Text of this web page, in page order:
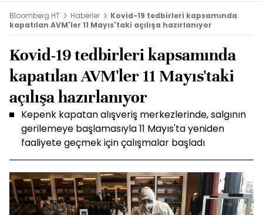
Bloomberg HT Haberler
Kovid-19 tedbirleri kapsamında
kapatılan AVM'ler 11 Mayıs'taki açılışa hazırlanıyor
Kovid-19 tedbirleri kapsamında
kapatılan AVM'ler 11 Mayıs'taki
açılışa hazırlanıyor
Kepenk kapatan alışveriş merkezlerinde, salgının
gerilemeye başlamasıyla 11 Mayıs'ta yeniden
faaliyete geçmek için çalışmalar başladı